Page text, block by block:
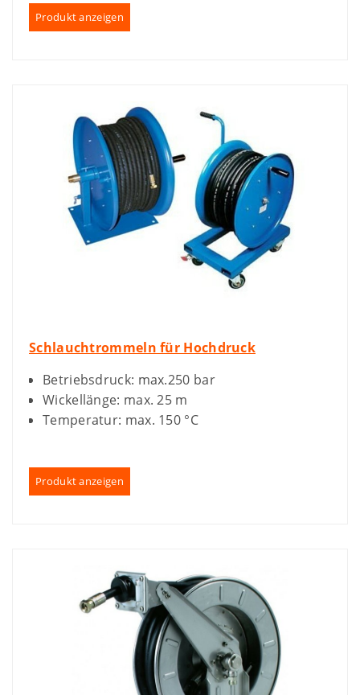
Produkt anzeigen
Schlauchtrommeln für Hochdruck
Betriebsdruck: max.250 bar
Wickellänge: max. 25 m
Temperatur: max. 150 °C
Produkt anzeigen